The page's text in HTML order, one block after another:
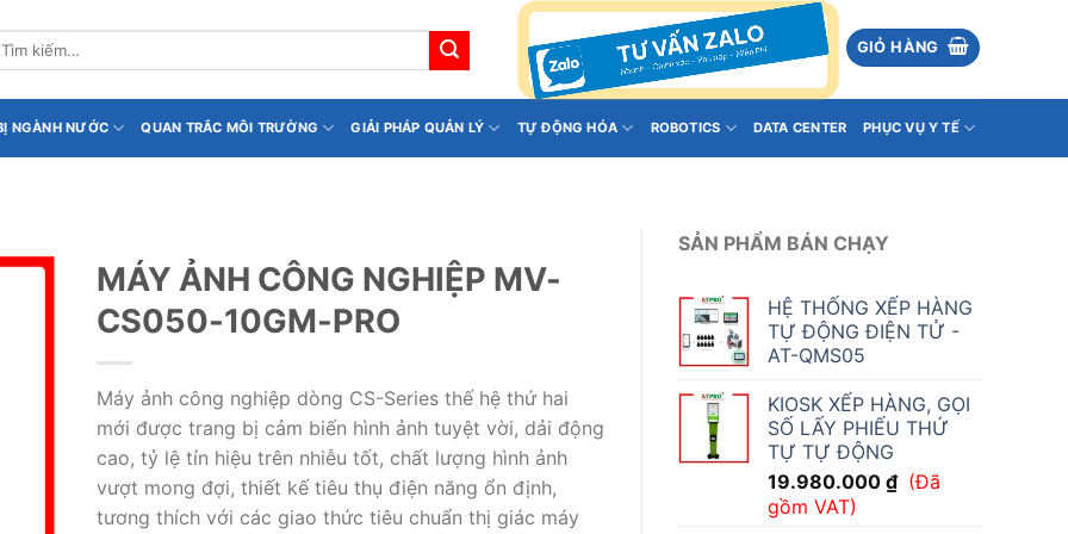
GIỎ HÀNG
NGÀNH NƯỚC QUAN TRẮC MÔI TRƯỜNG GIẢI PHÁP QUẢN LÝ TỰ ĐỘNG HÓA ROBOTICS DATA CENTER PHỤC VỤ Y TẾ
SẢN PHẨM BÁN CHẠY
HỆ THỐNG XẾP HÀNG
TỰ ĐỘNG ĐIỆN TỬ -
AT-QMS05
KIOSK XẾP HÀNG, GỌI
SỐ LẤY PHIẾU THỨ
TỰ TỰ ĐỘNG
19.980.000 ₫ (Đã
gồm VAT)
MÁY ẢNH CÔNG NGHIỆP MV-
CS050-10GM-PRO
Máy ảnh công nghiệp dòng CS-Series thế hệ thứ hai
mới được trang bị cảm biến hình ảnh tuyệt vời, dải động
cao, tỷ lệ tín hiệu trên nhiễu tốt, chất lượng hình ảnh
vượt mong đợi, thiết kế tiêu thụ điện năng ổn định,
tương thích với các giao thức tiêu chuẩn thị giác máy